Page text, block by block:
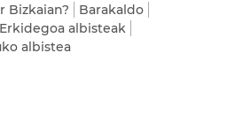
Bizkaian?
Barakaldo
albisteak
albistea